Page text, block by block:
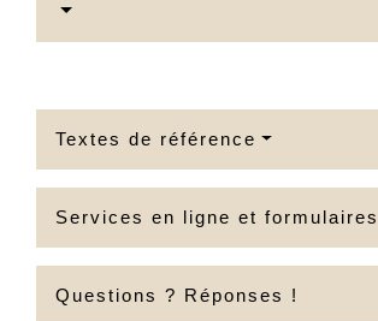
Textes de référence
Services en ligne et formulaires
Questions ? Réponses !